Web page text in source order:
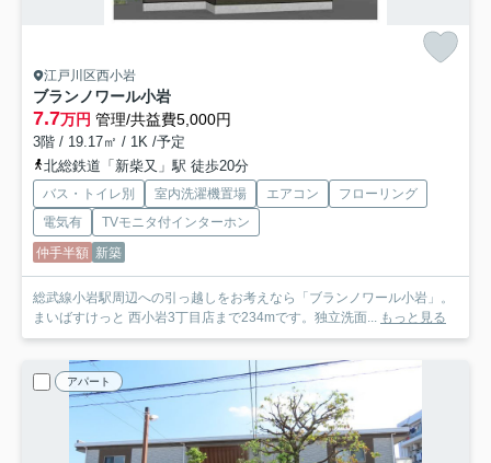
江戸川区西小岩
ブランノワール小岩
7.7万円 管理/共益費5,000円
3階 / 19.17㎡ / 1K /予定
北総鉄道「新柴又」駅 徒歩20分
バス・トイレ別 室内洗濯機置場 エアコン
フローリング
電気有
TVモニタ付インターホン
仲手半額 新築
総武線小岩駅周辺への引っ越しをお考えなら「ブランノワール小岩」。
まいばすけっと 西小岩3丁目店まで234mです。独立洗面... もっと見る
アパート